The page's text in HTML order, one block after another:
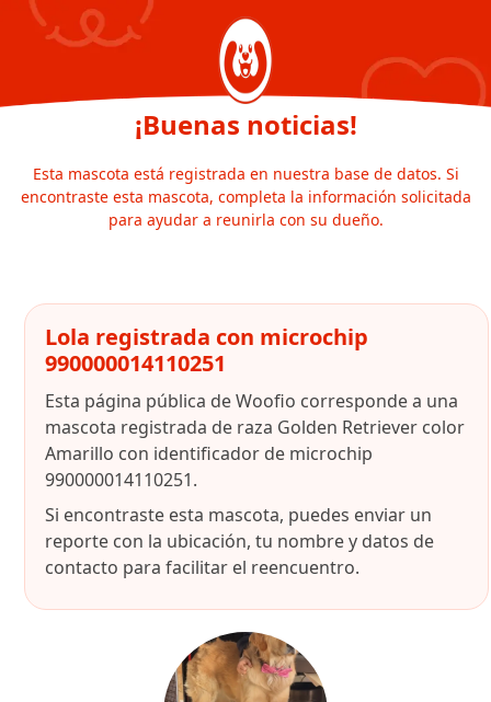
¡Buenas noticias!
Esta mascota está registrada en nuestra base de datos. Si
encontraste esta mascota, completa la información solicitada
para ayudar a reunirla con su dueño.
Lola registrada con microchip
990000014110251
Esta página pública de Woofio corresponde a una
mascota registrada de raza Golden Retriever color
Amarillo con identificador de microchip
990000014110251.
Si encontraste esta mascota, puedes enviar un
reporte con la ubicación, tu nombre y datos de
contacto para facilitar el reencuentro.